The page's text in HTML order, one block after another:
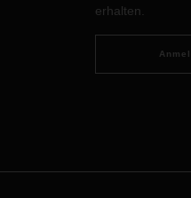
erhalten.